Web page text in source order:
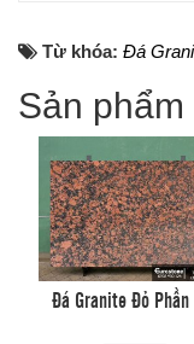
Từ khóa: Đá
Sản
Đá Granite Đỏ Phần